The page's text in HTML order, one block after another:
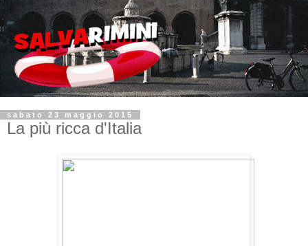
sabato 23 maggio 2015
La più ricca d'Italia